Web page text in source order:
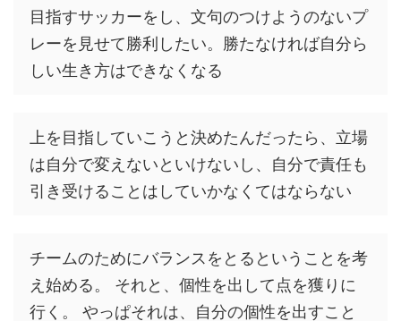
目指すサッカーをし、文句のつけようのないプ
レーを見せて勝利したい。勝たなければ自分ら
しい生き方はできなくなる
上を目指していこうと決めたんだったら、立場
は自分で変えないといけないし、自分で責任も
引き受けることはしていかなくてはならない
チームのためにバランスをとるということを考
え始める。 それと、個性を出して点を獲りに
行く。 やっぱそれは、自分の個性を出すこと